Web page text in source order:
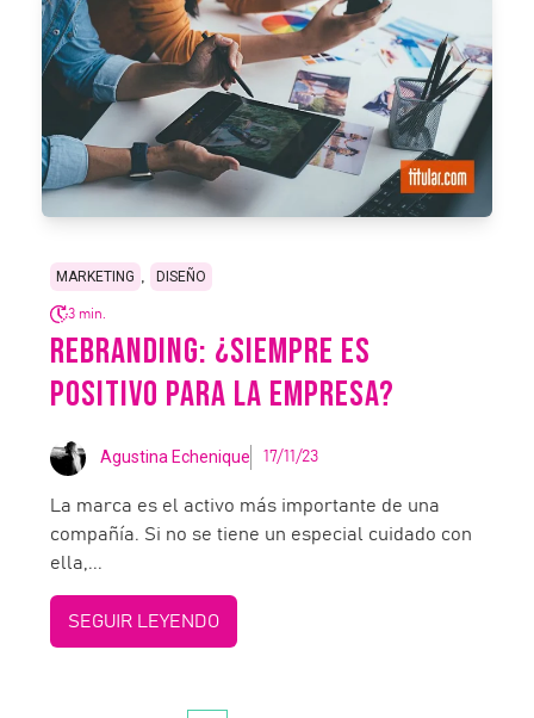
MARKETING DISEÑO
3 min.
REBRANDING: ¿SIEMPRE ES
POSITIVO PARA LA EMPRESA?
Agustina Echenique 17/11/23
La marca es el activo más importante de una
compañía. Si no se tiene un especial cuidado con
ella,...
SEGUIR LEYENDO